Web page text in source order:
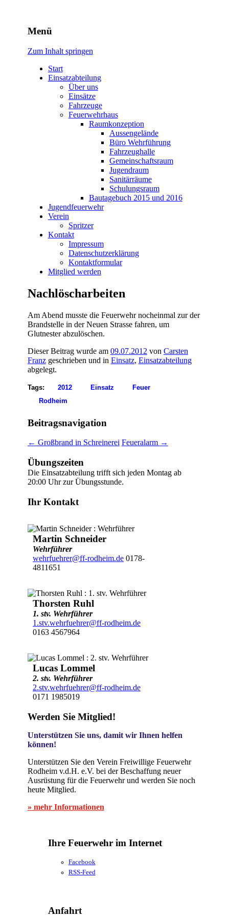
Freiwillige Feuerwehr
Rodheim v.d.H.
Menü
Zum Inhalt springen
Start
Einsatzabteilung
Über uns
Einsätze
Fahrzeuge
Feuerwehrhaus
Raumkonzeption
Aussengelände
Büro Wehrführung
Fahrzeughalle
Gemeinschaftsraum
Jugendraum
Sanitärräume
Schulungsraum
Bautagebuch 2015 und 2016
Jugendfeuerwehr
Verein
Spritzer
Kontakt
Impressum
Datenschutzerklärung
Kontaktformular
Mitglied werden
Nachlöscharbeiten
Am Abend musste die Feuerwehr nocheinmal zur der
Brandstelle in der Neuen Strasse fahren, um
Glutnester abzulöschen.
Dieser Beitrag wurde am 09.07.2012 von Carsten
Franzgeschrieben und in Einsatz, Einsatzabteilung
abgelegt.
Tags: 2012 Einsatz
Feuer
Rodheim
Beitragsnavigation
← Großbrand in Schreinerei Feueralarm →
Übungszeiten
Die Einsatzabteilung trifft sich jeden Montag ab
20:00 Uhr zur Übungsstunde.
Ihr Kontakt
Martin Schneider
Wehrführer
wehrfuehrer@ff-rodheim.de0178-
4811651
Thorsten Ruhl
1. stv. Wehrführer
1.stv.wehrfuehrer@ff-rodheim.de
0163 4567964
Lucas Lommel
2. stv. Wehrführer
2.stv.wehrfuehrer@ff-rodheim.de
0171 1985019
Werden Sie Mitglied!
Unterstützen Sie uns, damit wir Ihnen helfen
können!
Unterstützen Sie den Verein Freiwillige Feuerwehr
Rodheim v.d.H. e.V. bei der Beschaffung neuer
Ausrüstung für die Feuerwehr und werden Sie noch
heute Mitglied.
» mehr Informationen
Ihre Feuerwehr im Internet
Facebook
RSS-Feed
Anfahrt